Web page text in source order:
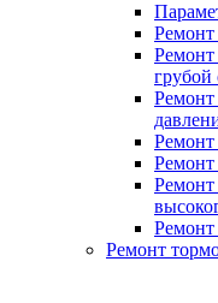
грубой
Ремонт
Ремонт
Ремонт
Ремонт
Ремонт
Ремонт